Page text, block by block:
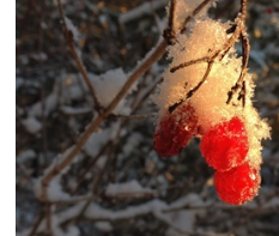
krajina kvet motýľ
potok príroda ruža
Tatry vodopád západ